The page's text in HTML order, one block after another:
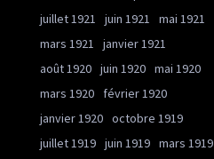
juillet 1921
juin 1921
mai 1921
mars 1921
janvier 1921
août 1920 juin 1920 mai 1920
mars 1920
février 1920
janvier 1920 octobre 1919
juillet 1919 juin 1919 mars 1919